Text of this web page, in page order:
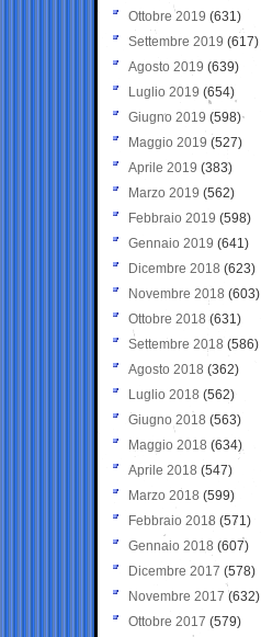
Ottobre 2019 (631)
Settembre 2019 (617)
Agosto 2019 (639)
Luglio 2019 (654)
Giugno 2019 (598)
Maggio 2019 (527)
Aprile 2019 (383)
Marzo 2019 (562)
Febbraio 2019 (598)
Gennaio 2019 (641)
Dicembre 2018 (623)
Novembre 2018 (603)
Ottobre 2018 (631)
Settembre 2018 (586)
Agosto 2018 (362)
Luglio 2018 (562)
Giugno 2018 (563)
Maggio 2018 (634)
Aprile 2018 (547)
Marzo 2018 (599)
Febbraio 2018 (571)
Gennaio 2018 (607)
Dicembre 2017 (578)
Novembre 2017 (632)
Ottobre 2017 (579)